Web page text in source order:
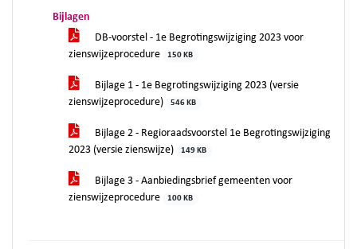
Bijlagen
DB-voorstel - 1e Begrotingswijziging 2023 voor
zienswijzeprocedure
150 KB
Bijlage 1 - 1e Begrotingswijziging 2023 (versie
zienswijzeprocedure)
546 KB
Bijlage 2 - Regioraadsvoorstel 1e Begrotingswijziging
2023 (versie zienswijze)
149 KB
Bijlage 3 - Aanbiedingsbrief gemeenten voor
zienswijzeprocedure
100 KB